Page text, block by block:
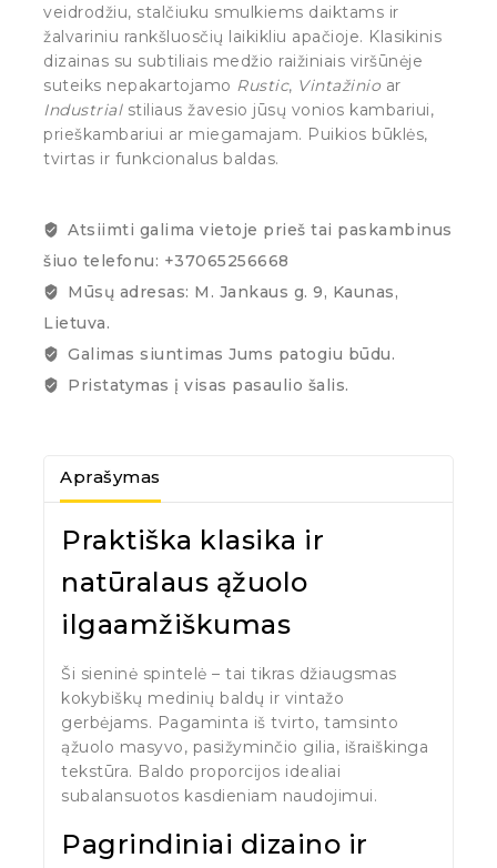
veidrodžiu, stalčiuku smulkiems daiktams ir
žalvariniu rankšluosčių laikikliu apačioje. Klasikinis
dizainas su subtiliais medžio raižiniais viršūnėje
suteiks nepakartojamo Rustic, Vintažinio ar
Industrialstiliaus žavesio jūsų vonios kambariui,
prieškambariui ar miegamajam. Puikios būklės,
tvirtas ir funkcionalus baldas.
Atsiimti galima vietoje prieš tai paskambinus
šiuo telefonu: +37065256668
Mūsų adresas: M. Jankaus g. 9, Kaunas,
Lietuva.
Galimas siuntimas Jums patogiu būdu.
Pristatymas į visas pasaulio šalis.
Aprašymas
Praktiška klasika ir
natūralaus ąžuolo
ilgaamžiškumas
Ši sieninė spintelė – tai tikras džiaugsmas
kokybiškų medinių baldų ir vintažo
gerbėjams. Pagaminta iš tvirto, tamsinto
ąžuolo masyvo, pasižyminčio gilia, išraiškinga
tekstūra. Baldo proporcijos idealiai
subalansuotos kasdieniam naudojimui.
Pagrindiniai dizaino ir